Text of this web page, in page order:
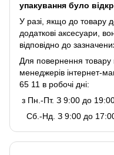
упакування було
У разі, якщо до товару
додаткові аксесуари,
відповідно до
Для повернення товару
менеджерів інтернет-
65 11 в робочі дні:
з Пн.-Пт. З 9:00 до
Сб.-Нд. З 9:00 до